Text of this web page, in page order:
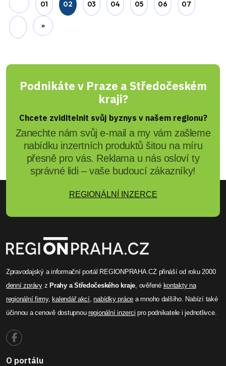
01 02 03 04 05 06 07
»
Podnikáte v Praze a Středočeském
kraji?
Chcete zviditelnit svůj byznys v našem regionu?
Zanechte nám svůj e-mail a my vám zašleme
nabídku inzertních produktů šitou na míru
přesně pro vás. Reklama u nás osloví ty
správné lidi – vaše budoucí zákazníky!
REGIONÁLNÍ INZERCE
Zpravodajský a informační portál REGIONPRAHA.CZ přináší od roku 2000
denní zprávyz Prahy a Středočeského kraje , ověřené kontakty na
regionální firmy, kalendář akcí,nabídky práce a mnoho dalšího. Nabízí také
účinnou a cenově dostupnou regionální inzerci pro podnikatele i jednotlivce.
O portálu